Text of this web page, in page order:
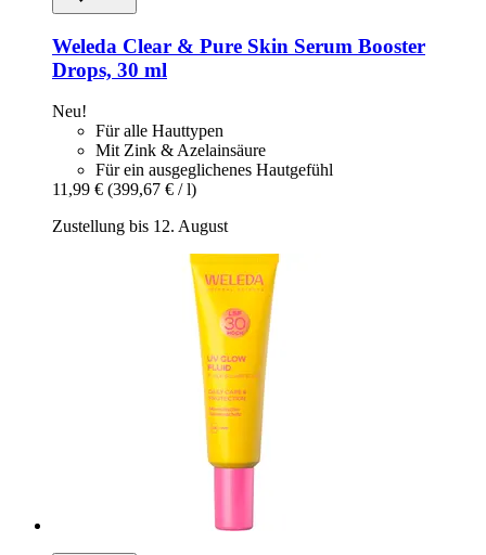
Weleda Clear & Pure Skin Serum Booster
Drops, 30 ml
Neu!
Für alle Hauttypen
Mit Zink & Azelainsäure
Für ein ausgeglichenes Hautgefühl
11,99 € (399,67 € / l)
Zustellung bis 12. August